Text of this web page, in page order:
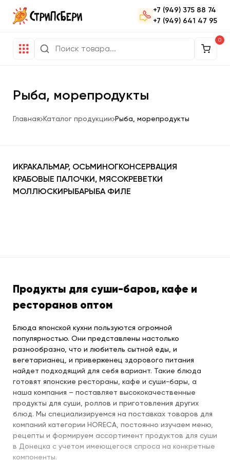
+7 (949) 375 88 74
+7 (949) 641 47 95
0
Рыба, морепродукты
Главная Каталог продукции Рыба, морепродукты
ИКРАКАЛЬМАР, ОСЬМИНОГКОНСЕРВАЦИЯ
КРАБОВЫЕ ПАЛОЧКИ, МЯСОКРЕВЕТКИ
МОЛЛЮСКИ РЫБАРЫБА ФИЛЕ
Продукты для суши-баров, кафе и
ресторанов оптом
Блюда японской кухни пользуются огромной
популярностью. Они представлены настолько
разнообразно, что и любитель сытной еды, и
вегетарианец, и приверженец здорового питания
найдет подходящий для себя вариант. Такие блюда
готовят японские рестораны, кафе и суши-бары, а
наша компания – поставляет высококачественные
продукты для суши, роллов и приготовления других
блюд. Мы специализируемся на поставках товаров для
компаний категории HORECA, постоянно изучаем меню,
рецепты и формируем ассортимент продуктов для суши
в Донецка с учетом имеющегося спроса на конкретные
компоненты.